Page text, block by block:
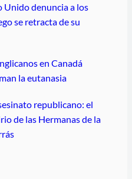
Unido denuncia a los
se retracta de su
en Canadá
la eutanasia
republicano: el
de las Hermanas de la